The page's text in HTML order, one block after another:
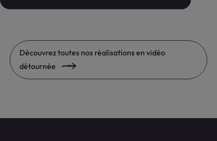
Découvrez toutes nos réalisations en vidéo
détournée